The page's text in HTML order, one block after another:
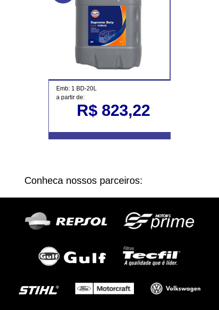
Emb: 1 BD-20L
a partir de:
R$ 823,22
Conheca nossos parceiros: